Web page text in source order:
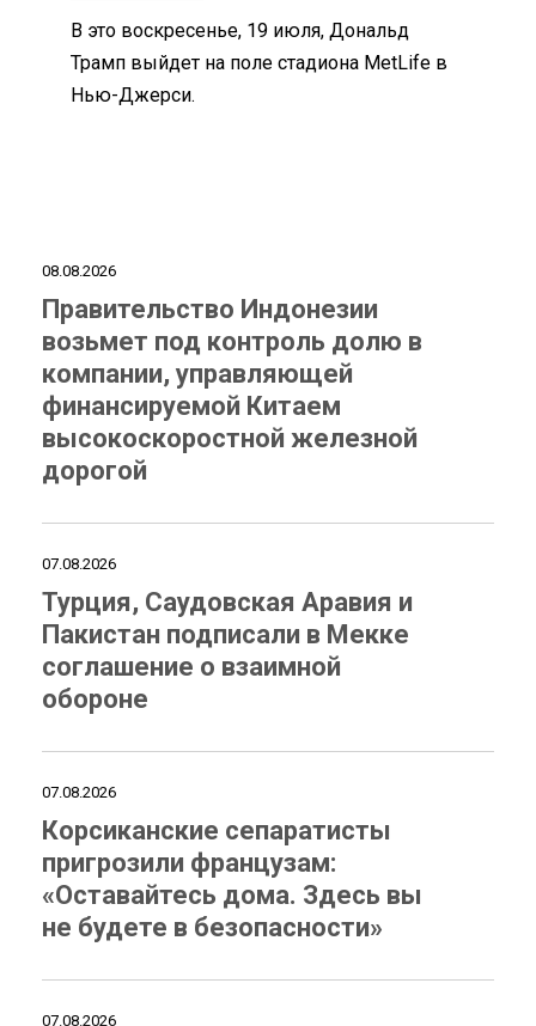
В это воскресенье, 19 июля, Дональд
Трамп выйдет на поле стадиона MetLife в
Нью-Джерси.
08.08.2026
Правительство Индонезии
возьмет под контроль долю в
компании, управляющей
финансируемой Китаем
высокоскоростной железной
дорогой
07.08.2026
Турция, Саудовская Аравия и
Пакистан подписали в Мекке
соглашение о взаимной
обороне
07.08.2026
Корсиканские сепаратисты
пригрозили французам:
«Оставайтесь дома. Здесь вы
не будете в безопасности»
07.08.2026